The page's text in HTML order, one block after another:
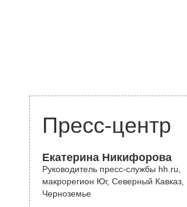
Пресс-центр
Екатерина Никифорова
Руководитель пресс-службы hh.ru,
макрорегион Юг, Северный Кавказ,
Черноземье